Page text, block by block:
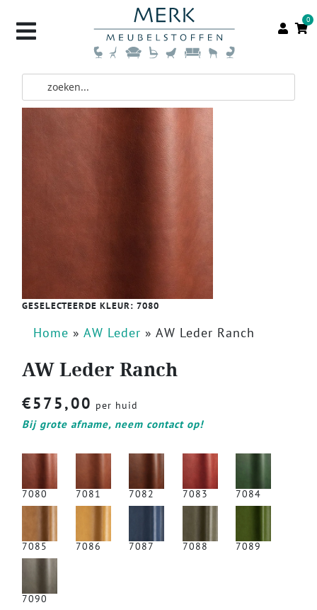
0
GESELECTEERDE KLEUR: 7080
Home » AW Leder » AW Leder Ranch
AW Leder Ranch
€575,00 per huid
Bij grote afname, neem contact op!
7080 7081 7082 7083 7084
7085 7086 7087 7088 7089
7090